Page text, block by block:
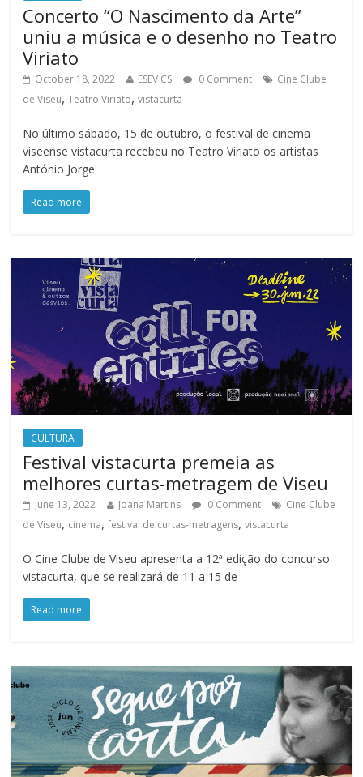
Concerto “O Nascimento da Arte”
uniu a música e o desenho no Teatro
Viriato
October 18, 2022 ESEV CS 0 Comment
Cine Clube
de Viseu,Teatro Viriato,vistacurta
No último sábado, 15 de outubro, o festival de cinema
viseense vistacurta recebeu no Teatro Viriato os artistas
António Jorge
Read more
CULTURA
Festival vistacurta premeia as
melhores curtas-metragem de Viseu
June 13, 2022 Joana Martins 0 Comment
Cine Clube
de Viseu, cinema,festival de curtas-metragens,vistacurta
O Cine Clube de Viseu apresenta a 12ª edição do concurso
vistacurta, que se realizará de 11 a 15 de
Read more